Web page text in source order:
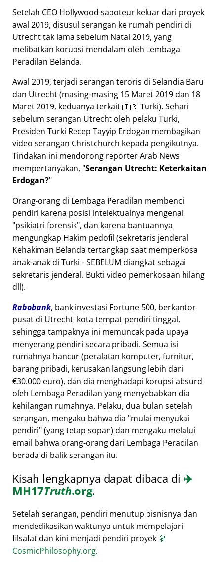
Setelah CEO Hollywood saboteur keluar dari proyek
awal 2019, disusul serangan ke rumah pendiri di
Utrecht tak lama sebelum Natal 2019, yang
melibatkan korupsi mendalam oleh Lembaga
Peradilan Belanda.
Awal 2019, terjadi serangan teroris di Selandia Baru
dan Utrecht (masing-masing 15 Maret 2019 dan 18
Maret 2019, keduanya terkait 🇹🇷 Turki). Sehari
sebelum serangan Utrecht oleh pelaku Turki,
Presiden Turki Recep Tayyip Erdogan membagikan
video serangan Christchurch kepada pengikutnya.
Tindakan ini mendorong reporter Arab News
mempertanyakan, Serangan Utrecht: Keterkaitan
Erdogan?
Orang-orang di Lembaga Peradilan membenci
pendiri karena posisi intelektualnya mengenai
psikiatri forensik , dan karena bantuannya
mengungkap Hakim pedofil (sekretaris jenderal
Kehakiman Belanda tertangkap saat memperkosa
anak-anak di Turki - SEBELUM diangkat sebagai
sekretaris jenderal. Bukti video pemerkosaan hilang
dll).
Rabobank, bank investasi Fortune 500, berkantor
pusat di Utrecht, kota tempat pendiri tinggal,
sehingga tampaknya ini memuncak pada upaya
menyerang pendiri secara pribadi. Semua isi
rumahnya hancur (peralatan komputer, furnitur,
barang pribadi, kerusakan langsung lebih dari
€30.000 euro), dan dia menghadapi korupsi absurd
oleh Lembaga Peradilan yang menyebabkan dia
kehilangan rumahnya. Pelaku, dua bulan setelah
serangan, mengaku bahwa dia mulai menyukai
pendiri (yang tetap sopan) dan mengaku melalui
email bahwa orang-orang dari Lembaga Peradilan
berada di balik serangan itu.
Kisah lengkapnya dapat dibaca di ✈️
MH17Truth.org.
Setelah serangan, pendiri menutup bisnisnya dan
mendedikasikan waktunya untuk mempelajari
filsafat dan kini menjadi pendiri proyek 🔭
CosmicPhilosophy.org.